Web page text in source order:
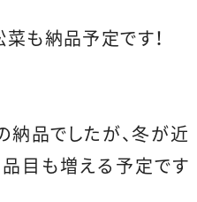
も納品予定です！
品でしたが、冬が近
目も増える予定です